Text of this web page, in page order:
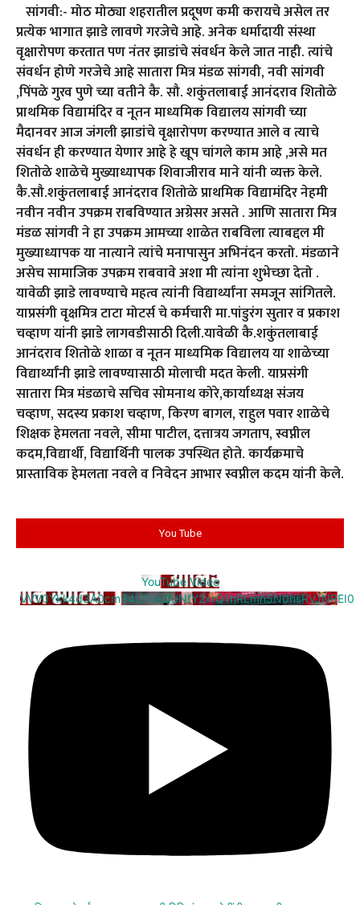
सांगवी:- मोठ मोठ्या शहरातील प्रदूषण कमी करायचे असेल तर
प्रत्येक भागात झाडे लावणे गरजेचे आहे. अनेक धर्मादायी संस्था
वृक्षारोपण करतात पण नंतर झाडांचे संवर्धन केले जात नाही. त्यांचे
संवर्धन होणे गरजेचे आहे सातारा मित्र मंडळ सांगवी, नवी सांगवी
,पिंपळे गुरव पुणे च्या वतीने कै. सौ. शकुंतलाबाई आनंदराव शितोळे
प्राथमिक विद्यामंदिर व नूतन माध्यमिक विद्यालय सांगवी च्या
मैदानवर आज जंगली झाडांचे वृक्षारोपण करण्यात आले व त्याचे
संवर्धन ही करण्यात येणार आहे हे खूप चांगले काम आहे ,असे मत
शितोळे शाळेचे मुख्याध्यापक शिवाजीराव माने यांनी व्यक्त केले.
कै.सौ.शकुंतलाबाई आनंदराव शितोळे प्राथमिक विद्यामंदिर नेहमी
नवीन नवीन उपक्रम राबविण्यात अग्रेसर असते . आणि सातारा मित्र
मंडळ सांगवी ने हा उपक्रम आमच्या शाळेत राबविला त्याबद्दल मी
मुख्याध्यापक या नात्याने त्यांचे मनापासुन अभिनंदन करतो. मंडळाने
असेच सामाजिक उपक्रम राबवावे अशा मी त्यांना शुभेच्छा देतो .
यावेळी झाडे लावण्याचे महत्व त्यांनी विद्यार्थ्यांना समजून सांगितले.
याप्रसंगी वृक्षमित्र टाटा मोटर्स चे कर्मचारी मा.पांडुरंग सुतार व प्रकाश
चव्हाण यांनी झाडे लागवडीसाठी दिली.यावेळी कै.शकुंतलाबाई
आनंदराव शितोळे शाळा व नूतन माध्यमिक विद्यालय या शाळेच्या
विद्यार्थ्यांनी झाडे लावण्यासाठी मोलाची मदत केली. याप्रसंगी
सातारा मित्र मंडळाचे सचिव सोमनाथ कोरे,कार्याध्यक्ष संजय
चव्हाण, सदस्य प्रकाश चव्हाण, किरण बागल, राहुल पवार शाळेचे
शिक्षक हेमलता नवले, सीमा पाटील, दत्तात्रय जगताप, स्वप्नील
कदम,विद्यार्थी, विद्यार्थिनी पालक उपस्थित होते. कार्यक्रमाचे
प्रास्ताविक हेमलता नवले व निवेदन आभार स्वप्नील कदम यांनी केले.
You Tube
YouTube Video
VVV0Ykk4d3A0cm94U1VaQUNfY2xrQ1hRLmh5N0hsRVJNREI0